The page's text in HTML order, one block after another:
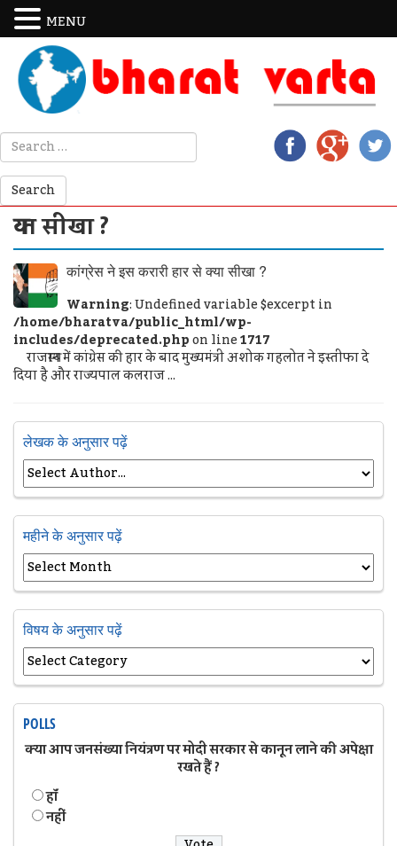
क्या सीखा ?
कांग्रेस ने इस करारी हार से क्या सीखा ?
Warning: Undefined variable $excerpt in
/home/bharatva/public_html/wp-
includes/deprecated.phpon line1717
राजस्थान में कांग्रेस की हार के बाद मुख्यमंत्री अशोक गहलोत ने इस्तीफा दे
दिया है और राज्यपाल कलराज ...
लेखक के अनुसार पढ़ें
महीने के अनुसार पढ़ें
विषय के अनुसार पढ़ें
POLLS
क्या आप जनसंख्या नियंत्रण पर मोदी सरकार से कानून लाने की अपेक्षा
रखते हैं ?
हॉं
नहीं
MENU